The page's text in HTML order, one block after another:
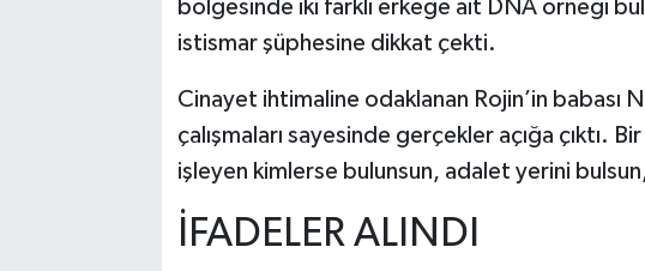
bölgesinde iki farklı erkeğe ait DNA örneği
istismar şüphesine dikkat çekti.
Cinayet ihtimaline odaklanan Rojin’in babası
çalışmaları sayesinde gerçekler açığa çıktı.
işleyen kimlerse bulunsun, adalet yerini
İFADELER ALINDI